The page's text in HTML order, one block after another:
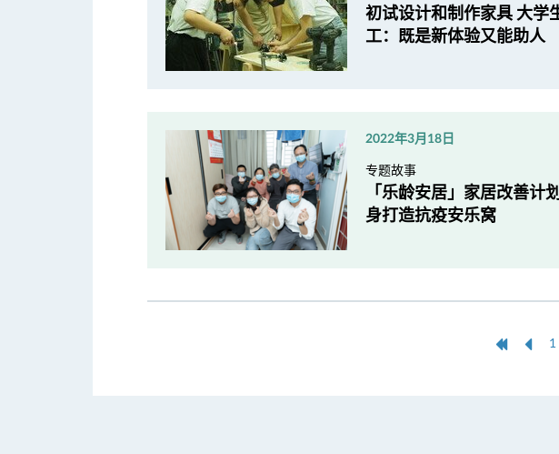
初试设计和制作家具 大学
工：既是新体验又能助人
2022年3月18日
专题故事
「乐龄安居」家居改善计
身打造抗疫安乐窝
第
上
1